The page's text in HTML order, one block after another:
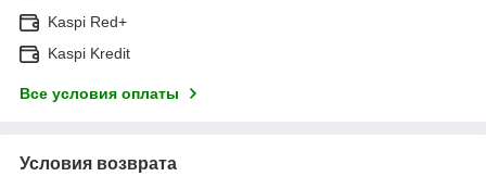
Kaspi Red+
Kaspi Kredit
Все условия оплаты
Условия возврата